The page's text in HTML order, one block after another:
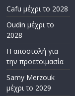
Cafu μέχρι το 2028
Oudin μέχρι το
2028
Η αποστολή για
την προετοιμασία
Samy Merzouk
μέχρι το 2029